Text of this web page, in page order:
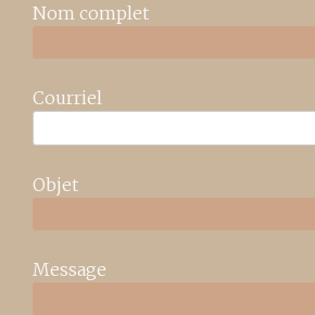
Nom complet
Courriel
Objet
Message